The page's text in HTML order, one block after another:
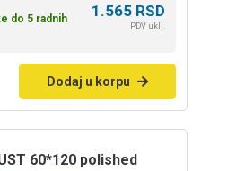
do 5 radnih
1.565 RSD
PDV uklj.
Dodaj u korpu
60*120 polished